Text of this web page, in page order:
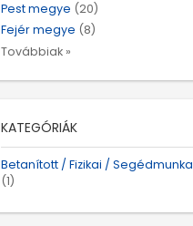
Pest megye (20)
Fejér megye (8)
Továbbiak »
KATEGÓRIÁK
Betanított / Fizikai / Segédmunka
(1)